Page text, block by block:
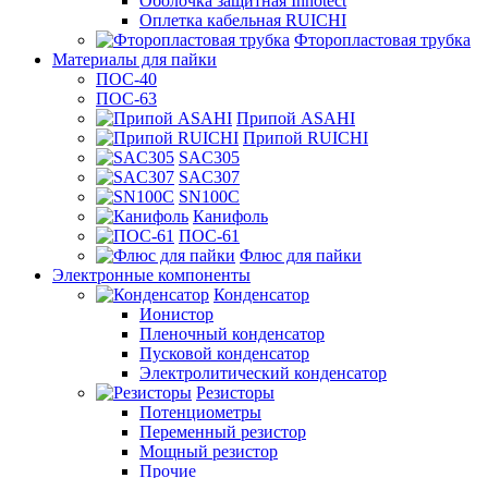
Оплетка кабельная RUICHI
Фторопластовая трубка
Материалы для пайки
ПОС-40
ПОС-63
Припой ASAHI
Припой RUICHI
SAC305
SAC307
SN100C
Канифоль
ПОС-61
Флюс для пайки
Электронные компоненты
Конденсатор
Ионистор
Пленочный конденсатор
Пусковой конденсатор
Электролитический конденсатор
Резисторы
Потенциометры
Переменный резистор
Мощный резистор
Прочие